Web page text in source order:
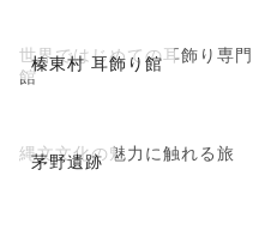
榛東村 耳飾り館
世界ではじめての耳飾り専門
館
茅野遺跡
縄文文化の魅力に触れる旅